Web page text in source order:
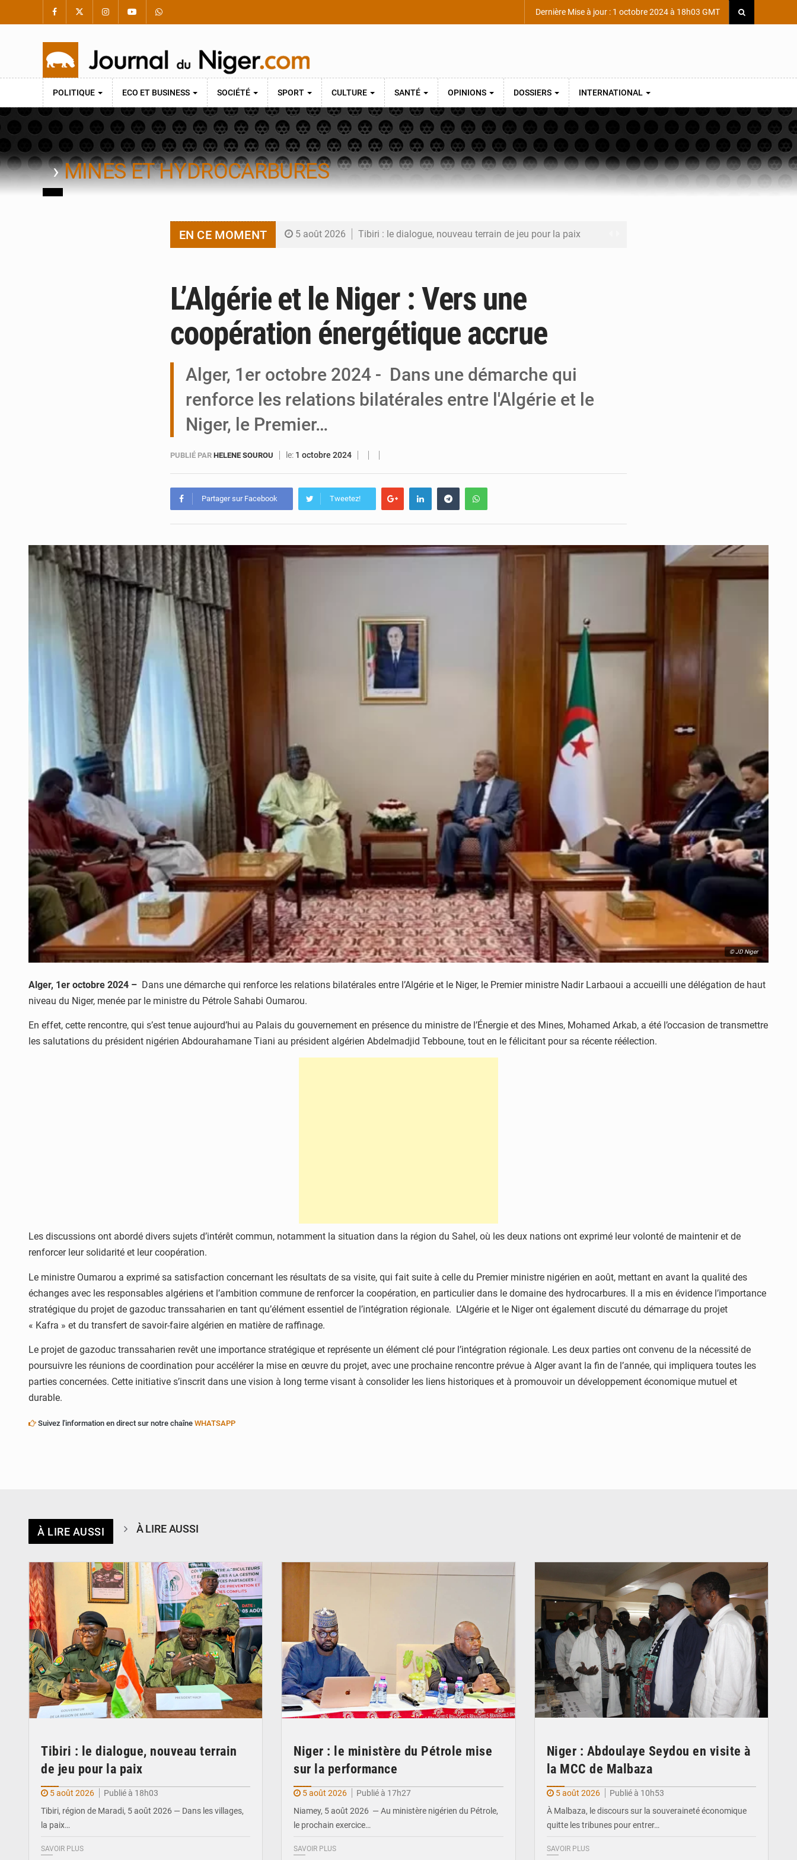
Dernière Mise à jour : 1 octobre 2024 à 18h03 GMT
POLITIQUE ECO ET BUSINESS SOCIÉTÉ SPORT CULTURE SANTÉ OPINIONS DOSSIERS INTERNATIONAL
›MINES ET HYDROCARBURES
EN CE MOMENT 5 août 2026 Tibiri : le dialogue, nouveau terrain de jeu pour la paix
5 août 2026 Niger : Abdoulaye Seydou en visite à la MCC de Malbaza
4 août 2026 Niamey : Mohamed Toumba enchaîne les audiences
4 août 2026 Arlit : La police d’Akokan démantèle deux réseaux criminels
L’Algérie et le Niger : Vers une
coopération énergétique accrue
Alger, 1er octobre 2024 - Dans une démarche qui
renforce les relations bilatérales entre l'Algérie et le
Niger, le Premier…
PUBLIÉ PAR HELENE SOUROU le: 1 octobre 2024
Partager sur Facebook Tweetez!
© JD Niger
Alger, 1er octobre 2024 – Dans une démarche qui renforce les relations bilatérales entre l’Algérie et le Niger, le Premier ministre Nadir Larbaoui a accueilli une délégation de haut
niveau du Niger, menée par le ministre du Pétrole Sahabi Oumarou.
En effet, cette rencontre, qui s’est tenue aujourd’hui au Palais du gouvernement en présence du ministre de l’Énergie et des Mines, Mohamed Arkab, a été l’occasion de transmettre
les salutations du président nigérien Abdourahamane Tiani au président algérien Abdelmadjid Tebboune, tout en le félicitant pour sa récente réélection.
Les discussions ont abordé divers sujets d’intérêt commun, notamment la situation dans la région du Sahel, où les deux nations ont exprimé leur volonté de maintenir et de
renforcer leur solidarité et leur coopération.
Le ministre Oumarou a exprimé sa satisfaction concernant les résultats de sa visite, qui fait suite à celle du Premier ministre nigérien en août, mettant en avant la qualité des
échanges avec les responsables algériens et l’ambition commune de renforcer la coopération, en particulier dans le domaine des hydrocarbures. Il a mis en évidence l’importance
stratégique du projet de gazoduc transsaharien en tant qu’élément essentiel de l’intégration régionale. L’Algérie et le Niger ont également discuté du démarrage du projet
« Kafra » et du transfert de savoir-faire algérien en matière de raffinage.
Le projet de gazoduc transsaharien revêt une importance stratégique et représente un élément clé pour l’intégration régionale. Les deux parties ont convenu de la nécessité de
poursuivre les réunions de coordination pour accélérer la mise en œuvre du projet, avec une prochaine rencontre prévue à Alger avant la fin de l’année, qui impliquera toutes les
parties concernées. Cette initiative s’inscrit dans une vision à long terme visant à consolider les liens historiques et à promouvoir un développement économique mutuel et
durable.
Suivez l'information en direct sur notre chaîne WHATSAPP
À LIRE AUSSI À LIRE AUSSI
Tibiri : le dialogue, nouveau terrain
de jeu pour la paix
5 août 2026
Publié à 18h03
Tibiri, région de Maradi, 5 août 2026 — Dans les villages,
la paix…
SAVOIR PLUS
Niger : le ministère du Pétrole mise
sur la performance
5 août 2026
Publié à 17h27
Niamey, 5 août 2026 — Au ministère nigérien du Pétrole,
le prochain exercice…
SAVOIR PLUS
Niger : Abdoulaye Seydou en visite à
la MCC de Malbaza
5 août 2026
Publié à 10h53
À Malbaza, le discours sur la souveraineté économique
quitte les tribunes pour entrer…
SAVOIR PLUS